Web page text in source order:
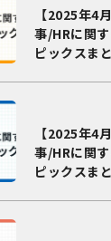
【2025年4
事/HRに関
ピックスま
【2025年4
事/HRに関
ピックスま